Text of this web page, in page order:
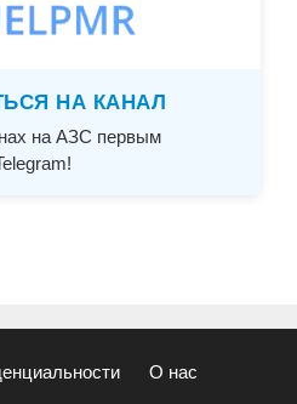
НА КАНАЛ
на АЗС первым
О нас